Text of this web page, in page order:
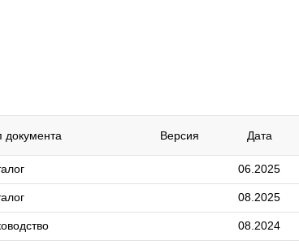
документа Версия Дата
06.2025
08.2025
08.2024